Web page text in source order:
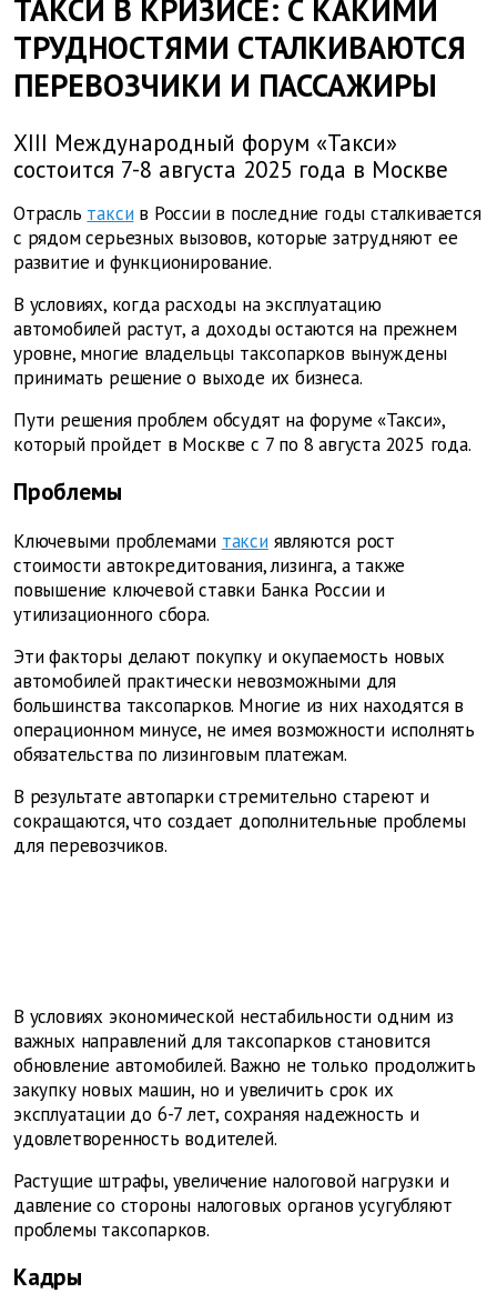
ТАКСИ В КРИЗИСЕ: С КАКИМИ
ТРУДНОСТЯМИ СТАЛКИВАЮТСЯ
ПЕРЕВОЗЧИКИ И ПАССАЖИРЫ
XIII Международный форум «Такси»
состоится 7-8 августа 2025 года в Москве
Отрасль таксив России в последние годы сталкивается
с рядом серьезных вызовов, которые затрудняют ее
развитие и функционирование.
В условиях, когда расходы на эксплуатацию
автомобилей растут, а доходы остаются на прежнем
уровне, многие владельцы таксопарков вынуждены
принимать решение о выходе их бизнеса.
Пути решения проблем обсудят на форуме «Такси»,
который пройдет в Москве с 7 по 8 августа 2025 года.
Проблемы
Ключевыми проблемами таксиявляются рост
стоимости автокредитования, лизинга, а также
повышение ключевой ставки Банка России и
утилизационного сбора.
Эти факторы делают покупку и окупаемость новых
автомобилей практически невозможными для
большинства таксопарков. Многие из них находятся в
операционном минусе, не имея возможности исполнять
обязательства по лизинговым платежам.
В результате автопарки стремительно стареют и
сокращаются, что создает дополнительные проблемы
для перевозчиков.
В условиях экономической нестабильности одним из
важных направлений для таксопарков становится
обновление автомобилей. Важно не только продолжить
закупку новых машин, но и увеличить срок их
эксплуатации до 6-7 лет, сохраняя надежность и
удовлетворенность водителей.
Растущие штрафы, увеличение налоговой нагрузки и
давление со стороны налоговых органов усугубляют
проблемы таксопарков.
Кадры